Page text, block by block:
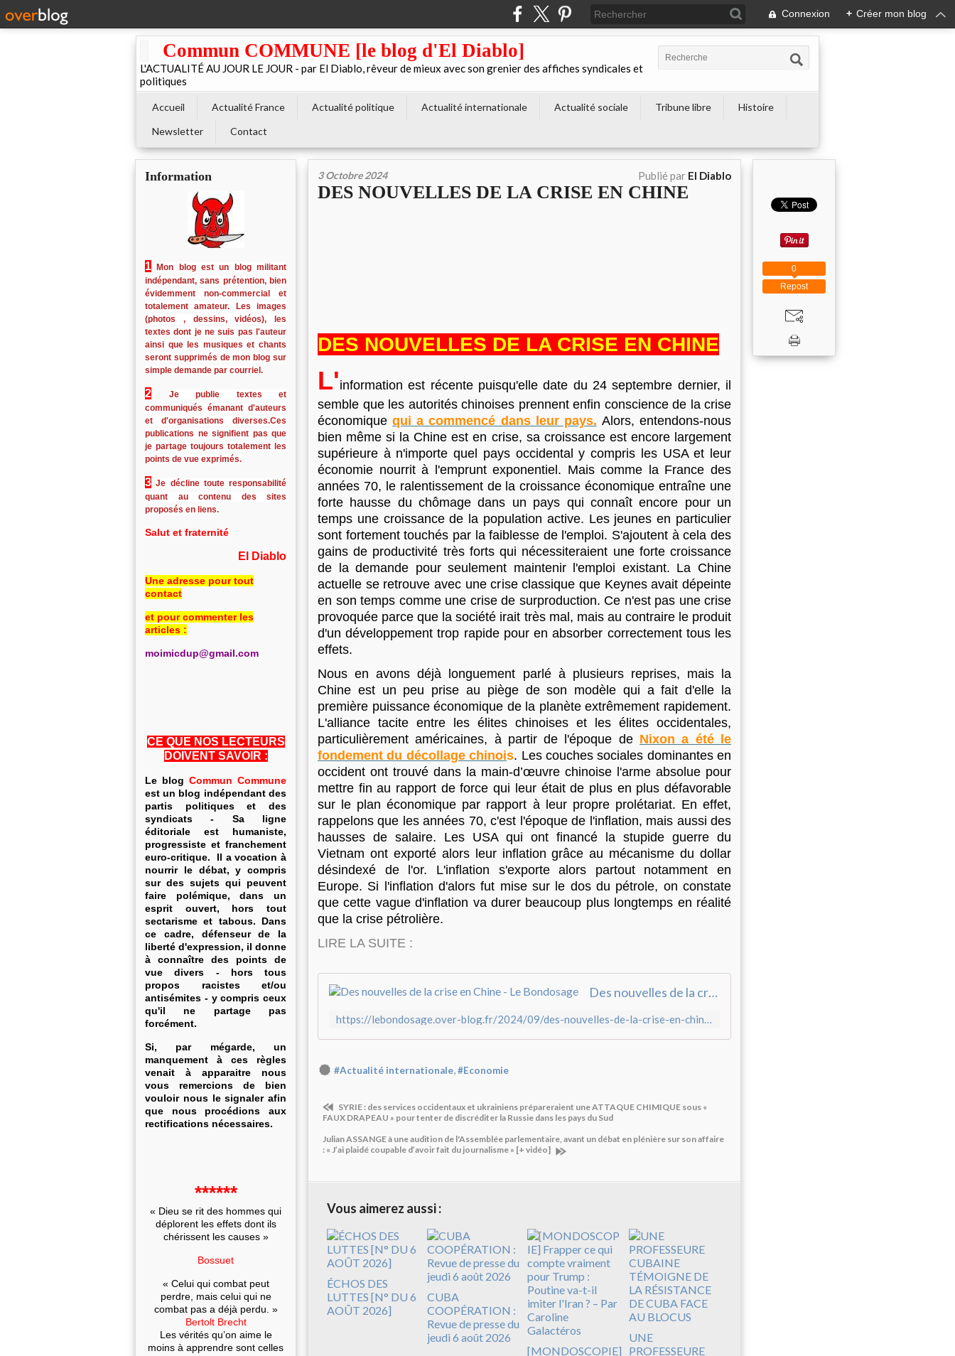
Connexion + Créer mon blog
Commun COMMUNE [le blog d'El Diablo]
L'ACTUALITÉ AU JOUR LE JOUR - par El Diablo, rêveur de mieux avec son grenier des affiches syndicales et
politiques
Accueil Actualité France Actualité politique Actualité internationale Actualité sociale Tribune libre
Histoire
Newsletter
Contact
Information
1
Mon blog est un blog militant
indépendant, sans prétention, bien
évidemment non-commercial et
totalement amateur. Les images
(photos , dessins, vidéos), les
textes dont je ne suis pas l'auteur
ainsi que les musiques et chants
seront supprimés de mon blog sur
simple demande par courriel.
2
Je publie textes et
communiqués émanant d'auteurs
et d'organisations diverses.Ces
publications ne signifient pas que
je partage toujours totalement les
points de vue exprimés.
3 Je décline toute responsabilité
quant au contenu des sites
proposés en liens.
Salut et fraternité
El Diablo
Une adresse pour tout
contact
et pour commenter les
articles :
moimicdup@gmail.com
CE QUE NOS LECTEURS
DOIVENT SAVOIR :
Le blog Commun Commune
est un blog indépendant des
partis politiques et des
syndicats - Sa ligne
éditoriale est humaniste,
progressiste et franchement
euro-critique. Il a vocation à
nourrir le débat, y compris
sur des sujets qui peuvent
faire polémique, dans un
esprit ouvert, hors tout
sectarisme et tabous. Dans
ce cadre, défenseur de la
liberté d'expression, il donne
à connaître des points de
vue divers - hors tous
propos racistes et/ou
antisémites - y compris ceux
qu'il ne partage pas
forcément.
Si, par mégarde, un
manquement à ces règles
venait à apparaitre nous
vous remercions de bien
vouloir nous le signaler afin
que nous procédions aux
rectifications nécessaires.
******
« Dieu se rit des hommes qui
déplorent les effets dont ils
chérissent les causes »
Bossuet
« Celui qui combat peut
perdre, mais celui qui ne
combat pas a déjà perdu. »
Bertolt Brecht
Les vérités qu’on aime le
moins à apprendre sont celles
3 Octobre 2024 Publié par El Diablo
DES NOUVELLES DE LA CRISE EN CHINE
DES NOUVELLES DE LA CRISE EN CHINE
L'information est récente puisqu'elle date du 24 septembre dernier, il
semble que les autorités chinoises prennent enfin conscience de la crise
économiquequi a commencé dans leur pays. Alors, entendons-nous
bien même si la Chine est en crise, sa croissance est encore largement
supérieure à n'importe quel pays occidental y compris les USA et leur
économie nourrit à l'emprunt exponentiel. Mais comme la France des
années 70, le ralentissement de la croissance économique entraîne une
forte hausse du chômage dans un pays qui connaît encore pour un
temps une croissance de la population active. Les jeunes en particulier
sont fortement touchés par la faiblesse de l'emploi. S'ajoutent à cela des
gains de productivité très forts qui nécessiteraient une forte croissance
de la demande pour seulement maintenir l'emploi existant. La Chine
actuelle se retrouve avec une crise classique que Keynes avait dépeinte
en son temps comme une crise de surproduction. Ce n'est pas une crise
provoquée parce que la société irait très mal, mais au contraire le produit
d'un développement trop rapide pour en absorber correctement tous les
effets.
Nous en avons déjà longuement parlé à plusieurs reprises, mais la
Chine est un peu prise au piège de son modèle qui a fait d'elle la
première puissance économique de la planète extrêmement rapidement.
L'alliance tacite entre les élites chinoises et les élites occidentales,
particulièrement américaines, à partir de l'époque de Nixon a été le
fondement du décollage chinois. Les couches sociales dominantes en
occident ont trouvé dans la main-d’œuvre chinoise l'arme absolue pour
mettre fin au rapport de force qui leur était de plus en plus défavorable
sur le plan économique par rapport à leur propre prolétariat. En effet,
rappelons que les années 70, c'est l'époque de l'inflation, mais aussi des
hausses de salaire. Les USA qui ont financé la stupide guerre du
Vietnam ont exporté alors leur inflation grâce au mécanisme du dollar
désindexé de l'or. L'inflation s'exporte alors partout notamment en
Europe. Si l'inflation d'alors fut mise sur le dos du pétrole, on constate
que cette vague d'inflation va durer beaucoup plus longtemps en réalité
que la crise pétrolière.
LIRE LA SUITE :
Des nouvelles de la crise en Chine - Le Bondosage
https://lebondosage.over-blog.fr/2024/09/des-nouvelles-de-la-crise-en-chine.html
#Actualité internationale,#Economie
SYRIE : des services occidentaux et ukrainiens prépareraient une ATTAQUE CHIMIQUE sous «
FAUX DRAPEAU » pour tenter de discréditer la Russie dans les pays du Sud
Julian ASSANGE à une audition de l'Assemblée parlementaire, avant un débat en plénière sur son affaire
: « J’ai plaidé coupable d’avoir fait du journalisme » [+ vidéo]
Vous aimerez aussi :
ÉCHOS DES
LUTTES [N° DU 6
AOÛT 2026]
CUBA
COOPÉRATION :
Revue de presse du
jeudi 6 août 2026
[MONDOSCOPIE]
UNE
PROFESSEURE
Repost
0